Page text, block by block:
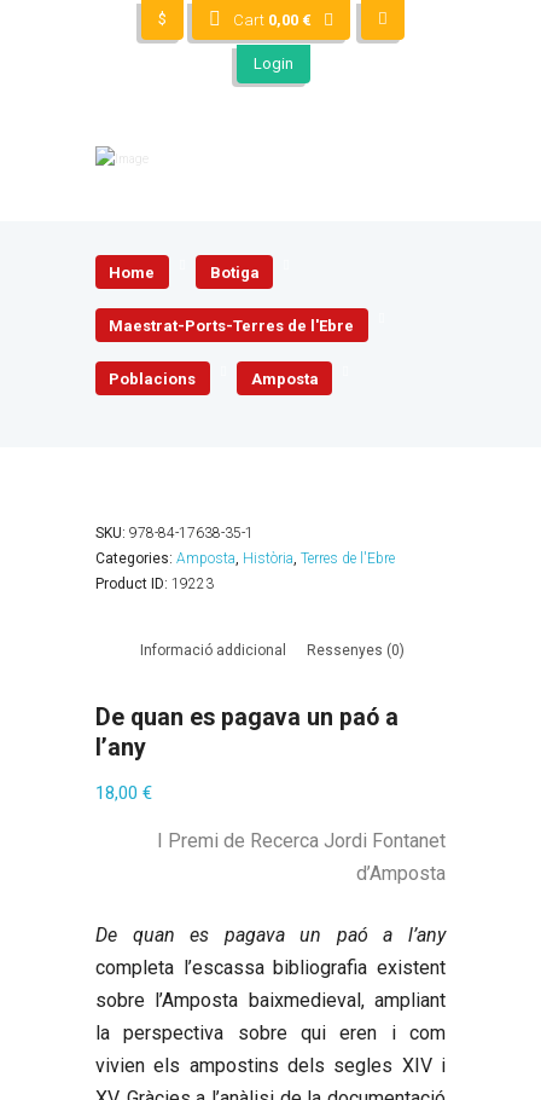
$ Cart 0,00 €
Login
Home Botiga
Maestrat-Ports-Terres de l'Ebre
Poblacions Amposta
SKU: 978-84-17638-35-1
Categories: Amposta, Història, Terres de l'Ebre
Product ID: 19223
Informació addicional Ressenyes (0)
De quan es pagava un paó a
l’any
18,00 €
I Premi de Recerca Jordi Fontanet
d’Amposta
De quan es pagava un paó a l’any
completa l’escassa bibliografia existent
sobre l’Amposta baixmedieval, ampliant
la perspectiva sobre qui eren i com
vivien els ampostins dels segles XIV i